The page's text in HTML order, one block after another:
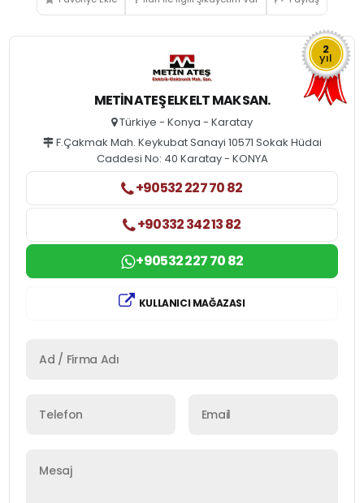
2
yıl
METİN ATEŞ ELK ELT MAK SAN.
Türkiye - Konya - Karatay
F.Çakmak Mah. Keykubat Sanayi 10571 Sokak Hüdai
Caddesi No: 40 Karatay - KONYA
+90532 227 70 82
+90332 342 13 82
+90532 227 70 82
KULLANICI MAĞAZASI